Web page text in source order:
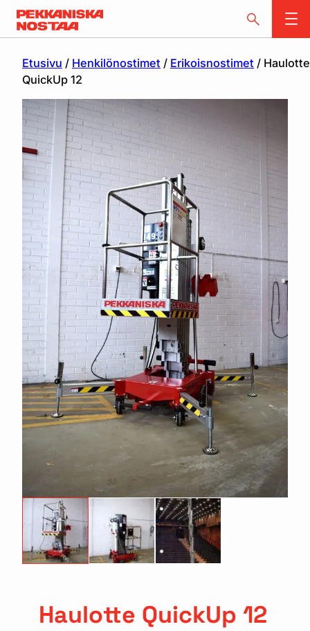
Etusivu / Henkilönostimet / Erikoisnostimet / Haulotte
QuickUp 12
Haulotte QuickUp 12